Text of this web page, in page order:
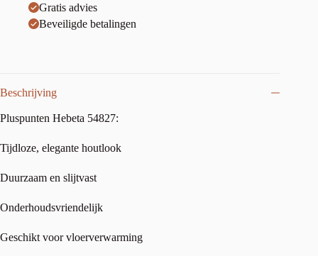
Gratis advies
Beveiligde betalingen
Beschrijving
Pluspunten Hebeta 54827:
Tijdloze, elegante houtlook
Duurzaam en slijtvast
Onderhoudsvriendelijk
Geschikt voor vloerverwarming